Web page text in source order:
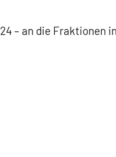
– an die Fraktionen